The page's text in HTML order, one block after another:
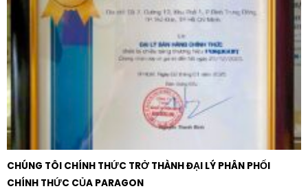
gian dài vận hành, mang lại sự an tâm tuyệt đối cho
người sử dụng trong các khu vực công cộng có lưu
lượng người qua lại lớn.
Ứng dụng thực tế của sản phẩm
Khung lắp nổi Panel 1200×600 LEDVANCE Surface Kit
là phụ kiện không thể thiếu trong các dự án chiếu sáng
chuyên nghiệp. Sản phẩm được ứng dụng rộng rãi trong
nhiều loại hình không gian khác nhau:
Văn phòng làm việc và phòng họp:
CHÚNG TÔI CHÍNH THỨC TRỞ THÀNH ĐẠI LÝ PHÂN PHỐI
CHÍNH THỨC CỦA PARAGON